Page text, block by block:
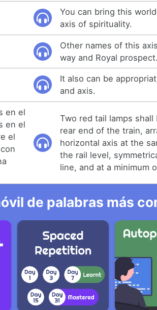
You can bring this
axis of spirituality.
Other names of this
way and Royal prospect.
It also can be
and axis.
en el
en el
el
Two red tail lamps
rear end of the train,
horizontal axis at the
the rail level,
line, and at a minimum
de palabras más